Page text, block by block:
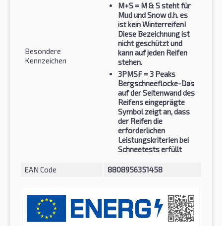
Besondere
Kennzeichen
M+S = M & S steht für
Mud und Snow d.h. es
ist kein Winterreifen!
Diese Bezeichnung ist
nicht geschützt und
kann auf jeden Reifen
stehen.
3PMSF = 3 Peaks
Bergschneeflocke-Das
auf der Seitenwand des
Reifens eingeprägte
Symbol zeigt an, dass
der Reifen die
erforderlichen
Leistungskriterien bei
Schneetests erfüllt
EAN Code 8808956351458